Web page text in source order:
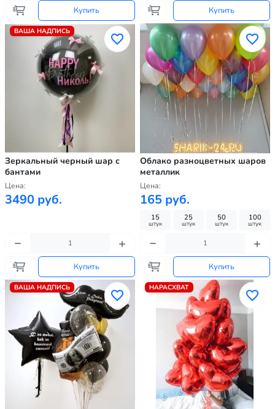
Купить Купить
ВАША НАДПИСЬ
Зеркальный черный шар с
бантами
Цена:
3490 руб.
Купить
Облако разноцветных шаров
металлик
Цена:
165 руб.
15
штук
25
штук
50
штук
100
штук
Купить
ВАША НАДПИСЬ НАРАСХВАТ